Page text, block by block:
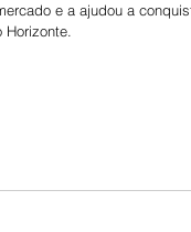
e a ajudou a
Horizonte.